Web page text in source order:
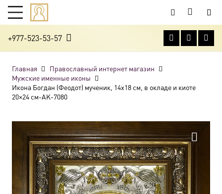
+977-523-53-57
Главная
Православный интернет магазин
Мужские именные иконы
Икона Богдан (Феодот) мученик, 14х18 см, в окладе и киоте
20×24 см-AK-7080